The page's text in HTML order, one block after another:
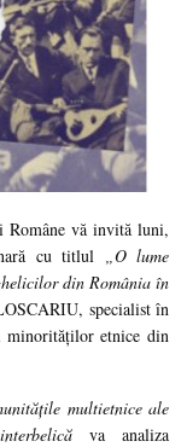
Române vă invită luni,
cu titlul „O lume
din România în
specialist în
minorităţilor etnice din
multietnice ale
va analiza